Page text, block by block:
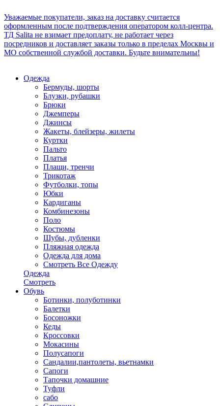
Уважаемые покупатели, заказ на доставку считается
оформленным после подтверждения оператором колл-центра.
ТД Salita не взимает предоплату, не работает через
посредников и доставляет заказы только в пределах Москвы и
МО собственной службой доставки. Будьте внимательны!
Одежда
Бермуды, шорты
Блузки, рубашки
Брюки
Джемперы
Джинсы
Жакеты, блейзеры, жилеты
Куртки
Пальто
Платья
Плащи, тренчи
Трикотаж
Футболки, топы
Юбки
Кардиганы
Комбинезоны
Поло
Костюмы
Шубы, дубленки
Пляжная одежда
Одежда для дома
Смотреть Все Одежду
Одежда
Смотреть
Обувь
Ботинки, полуботинки
Балетки
Босоножки
Кеды
Кроссовки
Мокасины
Полусапоги
Сандалии,пантолеты, вьетнамки
Сапоги
Тапочки домашние
Туфли
сабо